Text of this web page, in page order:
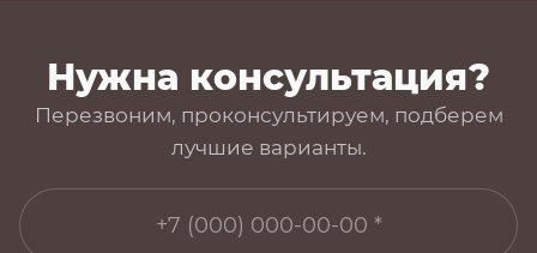
Нужна консультация?
Перезвоним, проконсультируем, подберем
лучшие варианты.